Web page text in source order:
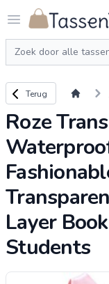
Open menu
Logo
Zoeken
Terug naar
Terug
Roze
Layer
Students